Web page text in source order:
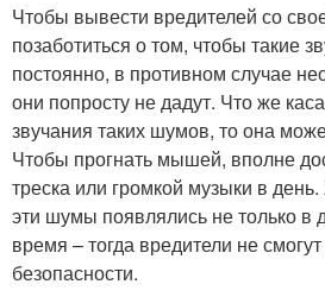
Чтобы вывести вредителей со
позаботиться о том, чтобы такие
постоянно, в противном случае
они попросту не дадут. Что же
звучания таких шумов, то она
Чтобы прогнать мышей, вполне
треска или громкой музыки в
эти шумы появлялись не только в
время – тогда вредители не
безопасности.